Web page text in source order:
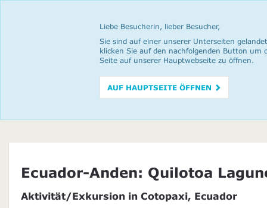
Liebe Besucherin, lieber Besucher,
Sie sind auf einer unserer Unterseiten
klicken Sie auf den nachfolgenden Button um
Seite auf unserer Hauptwebseite zu öffnen.
AUF HAUPTSEITE ÖFFNEN
Ecuador-Anden: Quilotoa
Aktivität/Exkursion in Cotopaxi, Ecuador